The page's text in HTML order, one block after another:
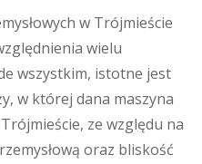
w Trójmieście
wielu
wszystkim, istotne jest
w której dana maszyna
ze względu na
oraz bliskość